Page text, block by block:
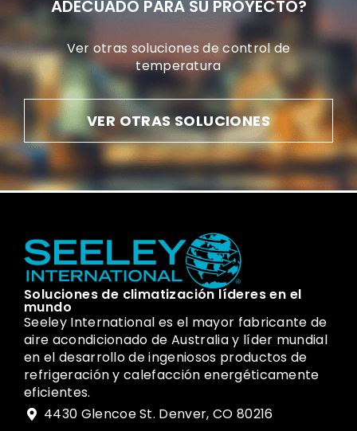
ADECUADO PARA SU PROYECTO?
Ver otras soluciones de control de
temperatura
VER OTRAS SOLUCIONES
Soluciones de climatización líderes en el
mundo
Seeley International es el mayor fabricante de
aire acondicionado de Australia y líder mundial
en el desarrollo de ingeniosos productos de
refrigeración y calefacción energéticamente
eficientes.
4430 Glencoe St. Denver, CO 80216